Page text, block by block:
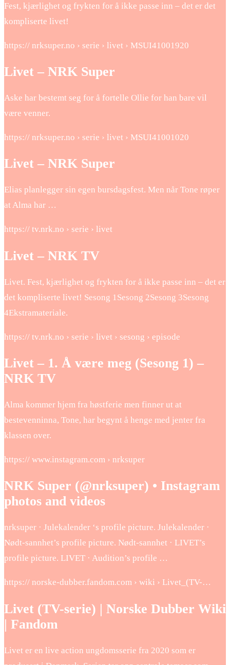
Fest, kjærlighet og frykten for å ikke passe inn – det er det
kompliserte livet!
https:// nrksuper.no › serie › livet › MSUI41001920
Livet – NRK Super
Aske har bestemt seg for å fortelle Ollie for han bare vil
være venner.
https:// nrksuper.no › serie › livet › MSUI41001020
Livet – NRK Super
Elias planlegger sin egen bursdagsfest. Men når Tone røper
at Alma har …
https:// tv.nrk.no › serie › livet
Livet – NRK TV
Livet. Fest, kjærlighet og frykten for å ikke passe inn – det er
det kompliserte livet! Sesong 1Sesong 2Sesong 3Sesong
4Ekstramateriale.
https:// tv.nrk.no › serie › livet › sesong › episode
Livet – 1. Å være meg (Sesong 1) –
NRK TV
Alma kommer hjem fra høstferie men finner ut at
bestevenninna, Tone, har begynt å henge med jenter fra
klassen over.
https:// www.instagram.com › nrksuper
NRK Super (@nrksuper) • Instagram
photos and videos
nrksuper · Julekalender ‘s profile picture. Julekalender ·
Nødt-sannhet’s profile picture. Nødt-sannhet · LIVET’s
profile picture. LIVET · Audition’s profile …
https:// norske-dubber.fandom.com › wiki › Livet_(TV-…
Livet (TV-serie) | Norske Dubber Wiki
| Fandom
Livet er en live action ungdomsserie fra 2020 som er